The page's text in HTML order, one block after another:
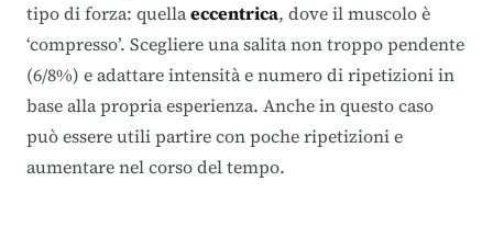
tipo di forza: quellaeccentrica, dove il muscolo è
‘compresso’. Scegliere una salita non troppo pendente
(6/8%) e adattare intensità e numero di ripetizioni in
base alla propria esperienza. Anche in questo caso
può essere utili partire con poche ripetizioni e
aumentare nel corso del tempo.